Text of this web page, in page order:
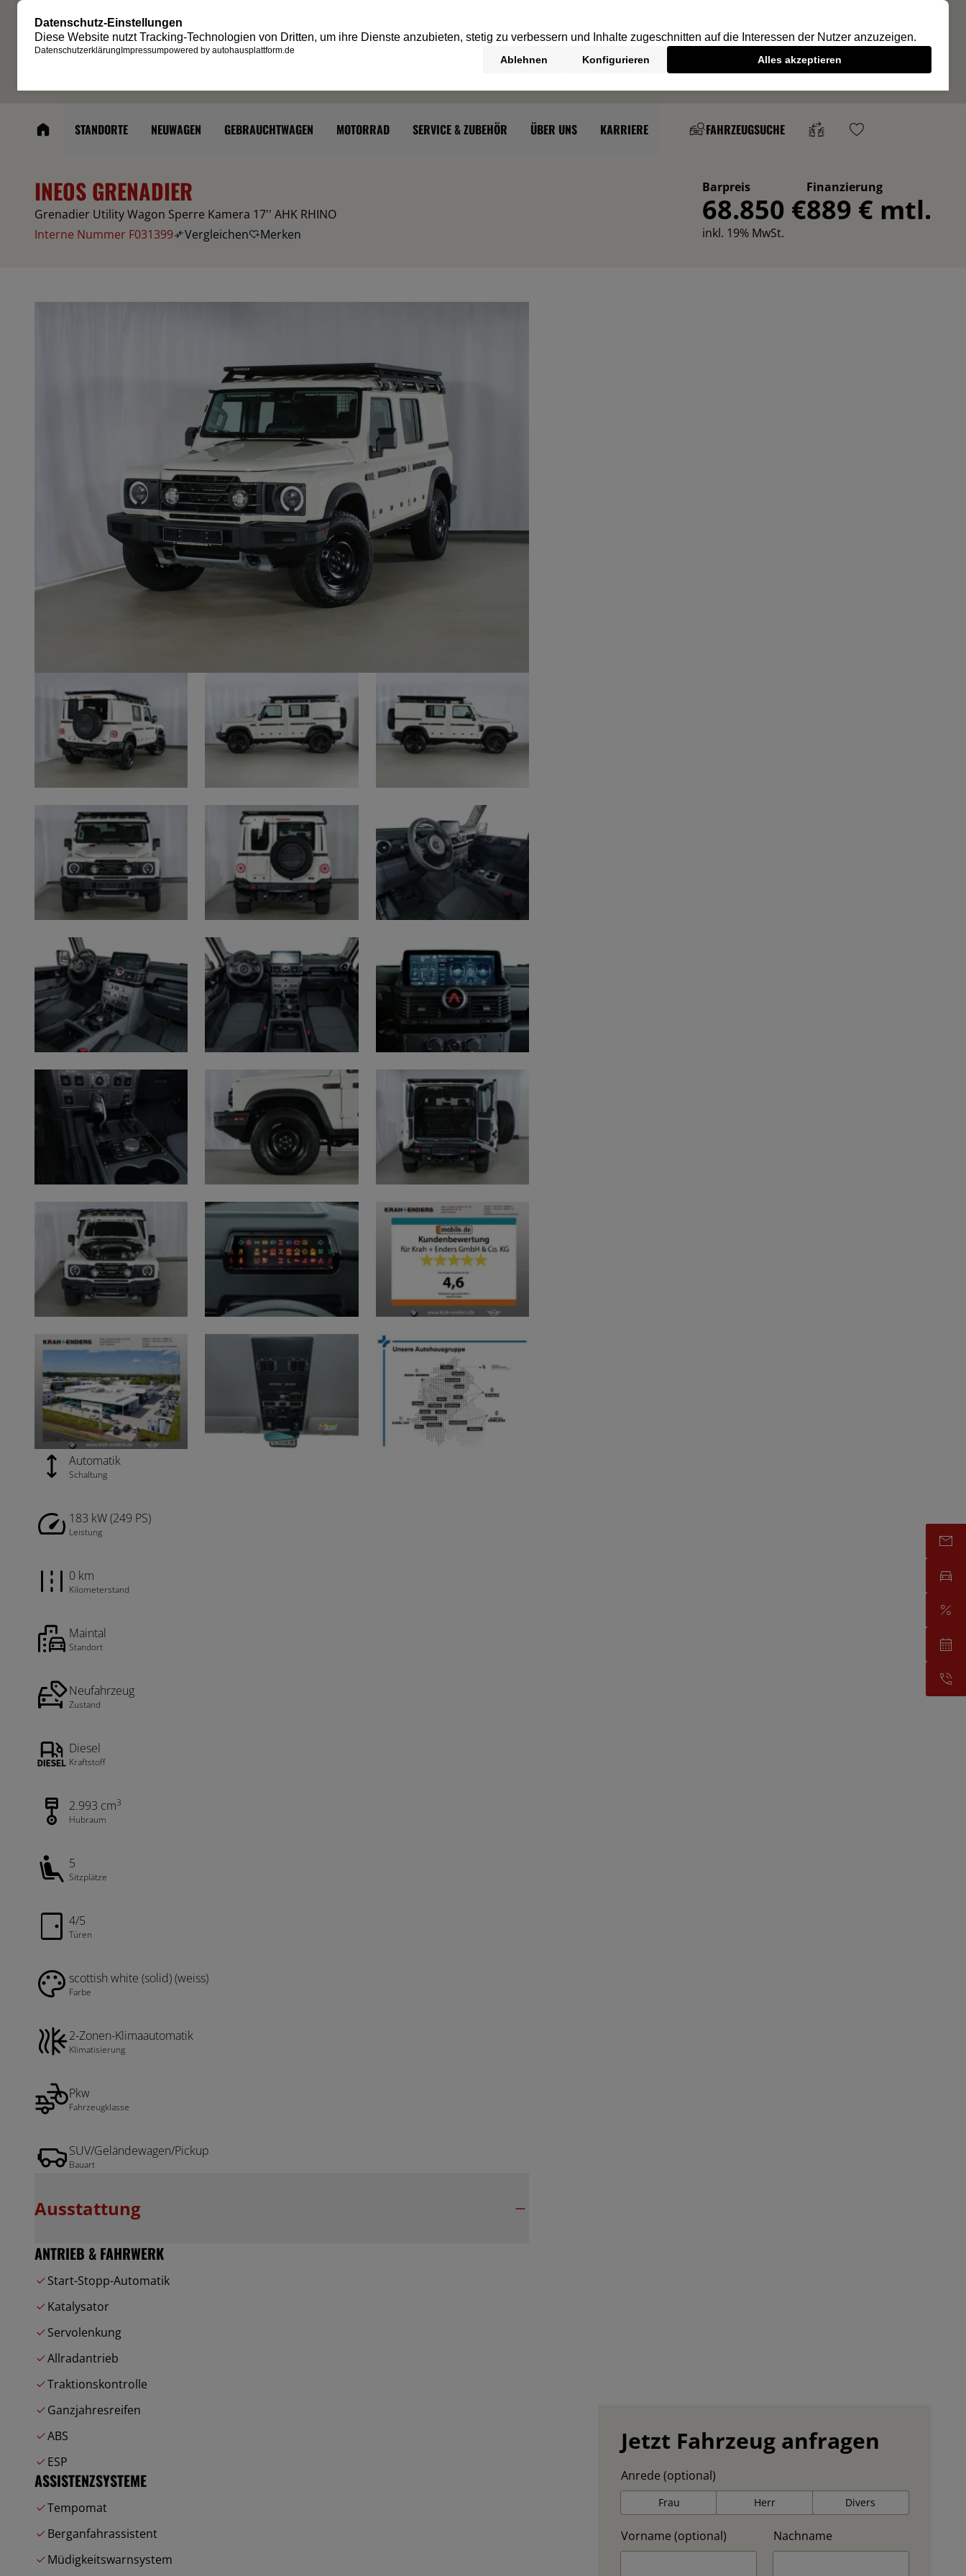
STANDORTE NEUWAGEN GEBRAUCHTWAGEN MOTORRAD SERVICE & ZUBEHÖR ÜBER UNS KARRIERE FAHRZEUGSUCHE
INEOS GRENADIER
Grenadier Utility Wagon Sperre Kamera 17'' AHK RHINO
Interne Nummer F031399
Vergleichen Merken
Barpreis
68.850 €
inkl. 19% MwSt.
Finanzierung
889 € mtl.
Automatik
Schaltung
183 kW (249 PS)
Leistung
0 km
Kilometerstand
Maintal
Standort
Neufahrzeug
Zustand
Diesel
Kraftstoff
2.993 cm3
Hubraum
5
Sitzplätze
4/5
Türen
scottish white (solid) (weiss)
Farbe
2-Zonen-Klimaautomatik
Klimatisierung
Pkw
Fahrzeugklasse
SUV/Geländewagen/Pickup
Bauart
Ausstattung
ANTRIEB & FAHRWERK
Start-Stopp-Automatik
Katalysator
Servolenkung
Allradantrieb
Traktionskontrolle
Ganzjahresreifen
ABS
ESP
ASSISTENZSYSTEME
Tempomat
Berganfahrassistent
Müdigkeitswarnsystem
Jetzt Fahrzeug anfragen
Anrede (optional)
Frau Herr Divers
Vorname (optional) Nachname